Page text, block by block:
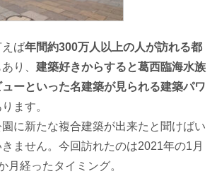
ば年間約300万人以上の人が訪れる都
り、 建築好きからすると葛西臨海水族
ーといった名建築が見られる建築パワ
ます。
に新たな複合建築が出来たと聞けばい
ません。今回訪れたのは2021年の1月
月経ったタイミング。